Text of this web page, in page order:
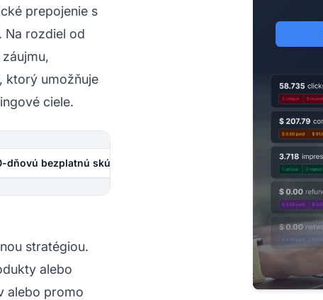
prepojenie s
Na rozdiel od
ktorý umožňuje
ciele.
dňovú bezplatnú skúšku
stratégiou.
alebo
alebo promo